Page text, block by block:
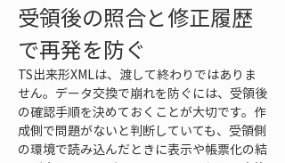
受領後の照合と修正履歴
で再発を防ぐ
TS出来形XMLは、渡して終わりではありま
せん。データ交換で崩れを防ぐには、受領後
の確認手順を決めておくことが大切です。作
成側で問題がないと判断していても、受領側
の環境で読み込んだときに表示や帳票化の結